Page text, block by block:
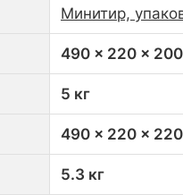
Минитир,
490 x 220 x
5 кг
490 x 220 x
5.3 кг